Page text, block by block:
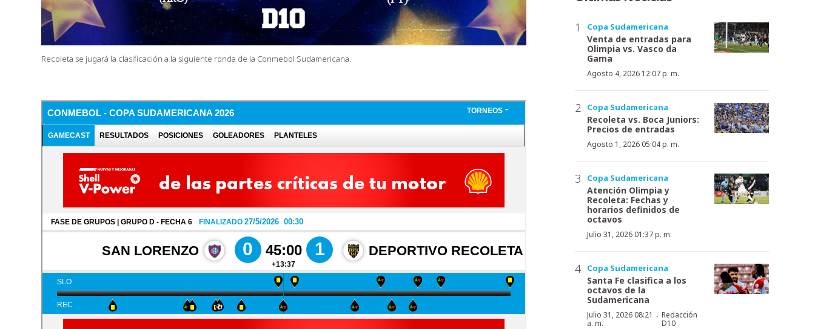
Recoleta se jugará la clasificación a la siguiente ronda de la Conmebol Sudamericana.
Copa Sudamericana
Venta de entradas para
Olimpia vs. Vasco da
Gama
Agosto 4, 2026 12:07 p. m.
Copa Sudamericana
Recoleta vs. Boca Juniors:
Precios de entradas
Agosto 1, 2026 05:04 p. m.
Copa Sudamericana
Atención Olimpia y
Recoleta: Fechas y
horarios definidos de
octavos
Julio 31, 2026 01:37 p. m.
Copa Sudamericana
Santa Fe clasifica a los
octavos de la
Sudamericana
Julio 31, 2026 08:21
a. m.
·Redacción
D10